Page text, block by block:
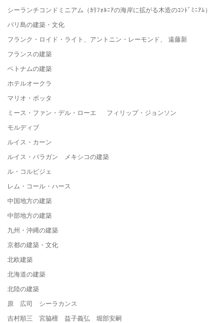
シーランチコンドミニアム（ｶﾘﾌｫﾙﾆｱの海岸に拡がる木造のｺﾝﾄﾞﾐﾆｱﾑ）
バリ島の建築・文化
フランク・ロイド・ライト、アントニン・レーモンド、 遠藤新
フランスの建築
ベトナムの建築
ホテルオークラ
マリオ・ボッタ
ミース・ファン・デル・ローエ フィリップ・ジョンソン
モルディブ
ルイス・カーン
ルイス・バラガン メキシコの建築
ル・コルビジェ
レム・コール・ハース
中国地方の建築
中部地方の建築
九州・沖縄の建築
京都の建築・文化
北欧建築
北海道の建築
北陸の建築
原 広司 シーラカンス
吉村順三 宮脇檀 益子義弘 堀部安嗣